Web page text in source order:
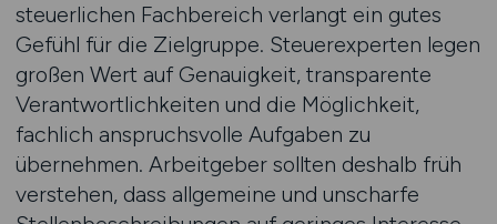
steuerlichen Fachbereich verlangt ein gutes
Gefühl für die Zielgruppe. Steuerexperten legen
großen Wert auf Genauigkeit, transparente
Verantwortlichkeiten und die Möglichkeit,
fachlich anspruchsvolle Aufgaben zu
übernehmen. Arbeitgeber sollten deshalb früh
verstehen, dass allgemeine und unscharfe